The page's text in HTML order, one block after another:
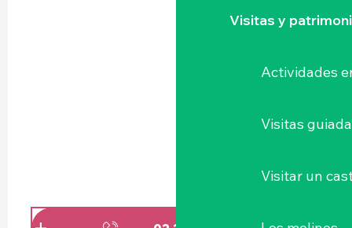
Visitas y
Actividades
Visitas
Visitar un